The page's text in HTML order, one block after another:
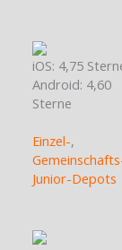
iOS: 4,75
Android: 4,60
Sterne
Einzel-,
Junior-Depots